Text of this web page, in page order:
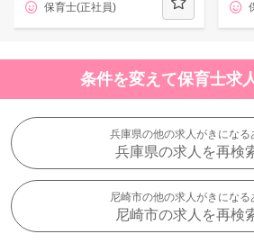
保育士(正社員)
条件を変えて保育士求
兵庫県の他の求人がきになる
兵庫県の求人を再検
尼崎市の他の求人がきになる
尼崎市の求人を再検